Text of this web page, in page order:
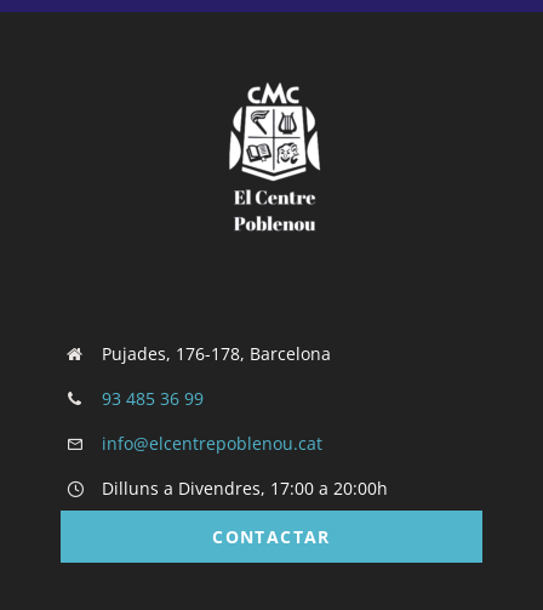
Pujades, 176-178, Barcelona
93 485 36 99
info@elcentrepoblenou.cat
Dilluns a Divendres, 17:00 a 20:00h
CONTACTAR